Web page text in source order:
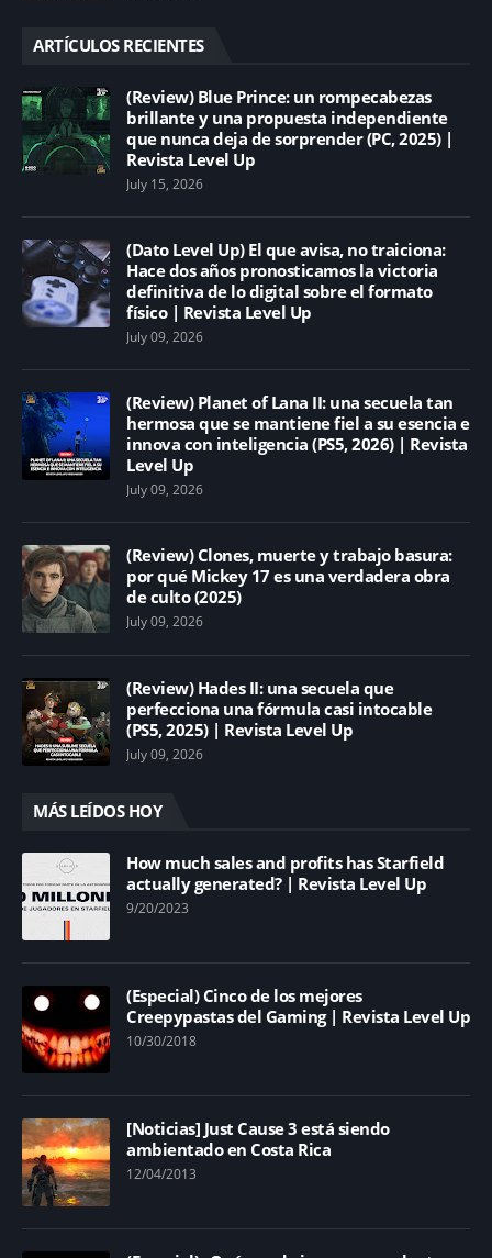
ARTÍCULOS RECIENTES
(Review) Blue Prince: un rompecabezas
brillante y una propuesta independiente
que nunca deja de sorprender (PC, 2025) |
Revista Level Up
July 15, 2026
(Dato Level Up) El que avisa, no traiciona:
Hace dos años pronosticamos la victoria
definitiva de lo digital sobre el formato
físico | Revista Level Up
July 09, 2026
(Review) Planet of Lana II: una secuela tan
hermosa que se mantiene fiel a su esencia e
innova con inteligencia (PS5, 2026) | Revista
Level Up
July 09, 2026
(Review) Clones, muerte y trabajo basura:
por qué Mickey 17 es una verdadera obra
de culto (2025)
July 09, 2026
(Review) Hades II: una secuela que
perfecciona una fórmula casi intocable
(PS5, 2025) | Revista Level Up
July 09, 2026
MÁS LEÍDOS HOY
How much sales and profits has Starfield
actually generated? | Revista Level Up
9/20/2023
(Especial) Cinco de los mejores
Creepypastas del Gaming | Revista Level Up
10/30/2018
[Noticias] Just Cause 3 está siendo
ambientado en Costa Rica
12/04/2013